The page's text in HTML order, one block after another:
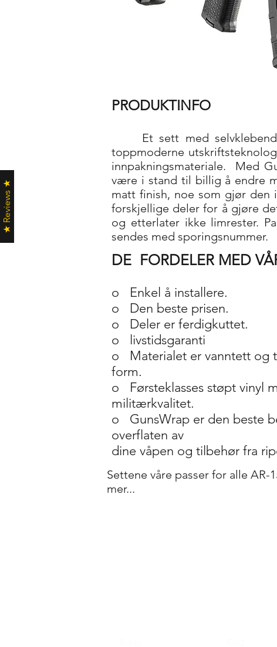
★ Reviews ★
PRODUKTINFO
Et sett med
toppmoderne
innpakningsmateriale.
Med
være i stand til billig å endre
matt finish, noe som gjør den
forskjellige deler for å gjøre
og etterlater ikke limrester.
sendes med sporingsnummer.
DE FORDELER MED
o
Enkel å installere.
o
Den beste prisen.
o
Deler er ferdigkuttet.
o
livstidsgaranti
o
Materialet er vanntett og
form.
o
Førsteklasses støpt vinyl
militærkvalitet.
o
GunsWrap er den beste
overflaten av
dine våpen og tilbehør fra
Settene våre passer for alle AR-
mer...